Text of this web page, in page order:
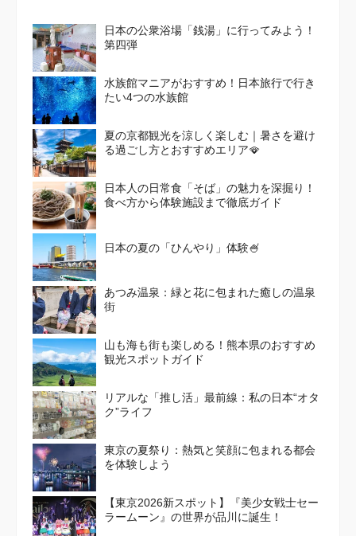
日本の公衆浴場「銭湯」に行ってみよう！
第四弾
水族館マニアがおすすめ！日本旅行で行き
たい4つの水族館
夏の京都観光を涼しく楽しむ｜暑さを避け
る過ごし方とおすすめエリア🪭
日本人の日常食「そば」の魅力を深掘り！
食べ方から体験施設まで徹底ガイド
日本の夏の「ひんやり」体験🍧
あつみ温泉：緑と花に包まれた癒しの温泉
街
山も海も街も楽しめる！熊本県のおすすめ
観光スポットガイド
リアルな「推し活」最前線：私の日本“オタ
ク”ライフ
東京の夏祭り：熱気と笑顔に包まれる都会
を体験しよう
【東京2026新スポット】『美少女戦士セー
ラームーン』の世界が品川に誕生！